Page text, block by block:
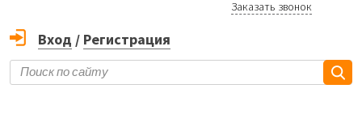
Заказать звонок
Вход / Регистрация